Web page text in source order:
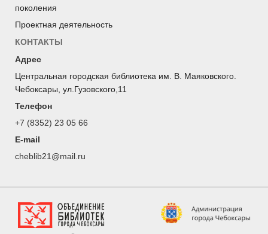
поколения
Проектная деятельность
КОНТАКТЫ
Адрес
Центральная городская библиотека им. В. Маяковского.
Чебоксары, ул.Гузовского,11
Телефон
+7 (8352) 23 05 66
E-mail
cheblib21@mail.ru